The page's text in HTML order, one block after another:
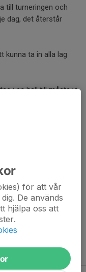
till turneringen och
dag, det återstår
kunna ta in alla lag
i en hall till måste vi
för att vår
De används
hjälpa oss att